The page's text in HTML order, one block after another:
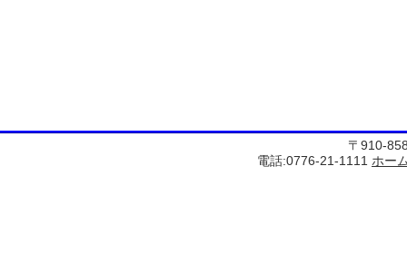
〒910-
電話:0776-21-1111 ホー